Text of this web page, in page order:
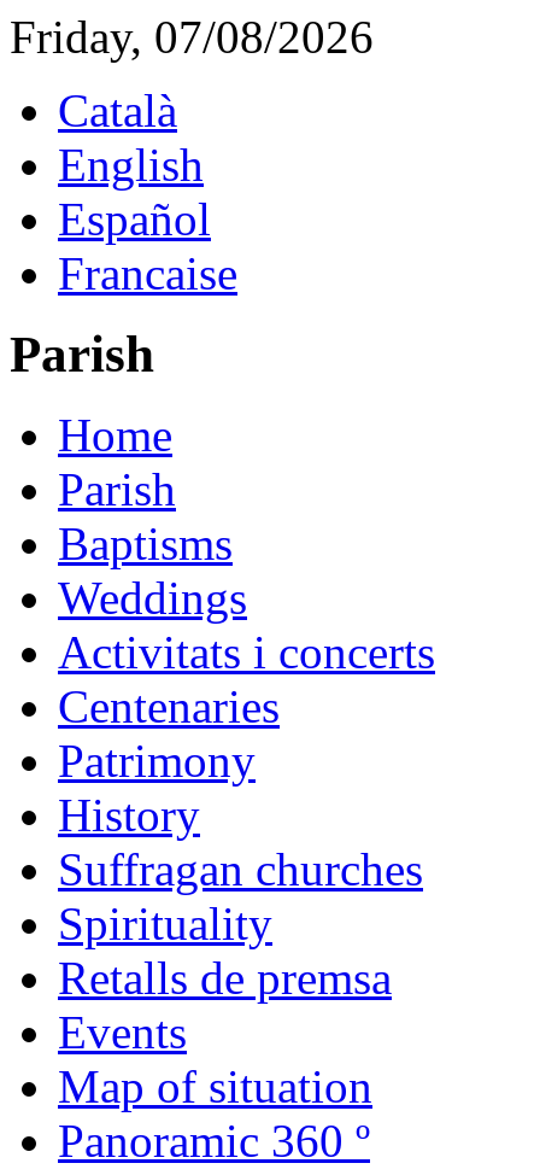
Friday, 07/08/2026
Català
English
Español
Francaise
Parish
Home
Parish
Baptisms
Weddings
Activitats i concerts
Centenaries
Patrimony
History
Suffragan churches
Spirituality
Retalls de premsa
Events
Map of situation
Panoramic 360 º